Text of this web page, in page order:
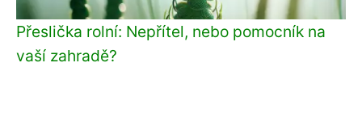
Přeslička rolní: Nepřítel, nebo pomocník na
vaší zahradě?